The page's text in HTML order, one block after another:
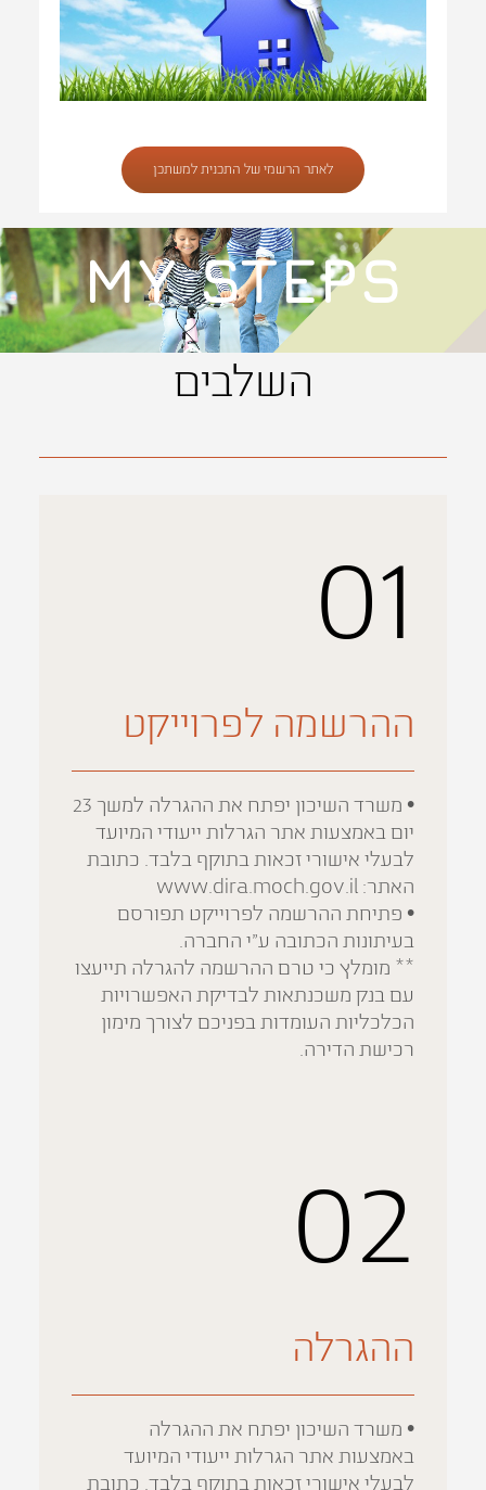
לאתר הרשמי של התכנית למשתכן
MY STEPS
השלבים
01
ההרשמה לפרוייקט
• משרד השיכון יפתח את ההגרלה למשך 23
יום באמצעות אתר הגרלות ייעודי המיועד
לבעלי אישורי זכאות בתוקף בלבד. כתובת
האתר: www.dira.moch.gov.il
• פתיחת ההרשמה לפרוייקט תפורסם
בעיתונות הכתובה ע"י החברה.
** מומלץ כי טרם ההרשמה להגרלה תייעצו
עם בנק משכנתאות לבדיקת האפשרויות
הכלכליות העומדות בפניכם לצורך מימון
רכישת הדירה.
02
ההגרלה
• משרד השיכון יפתח את ההגרלה
באמצעות אתר הגרלות ייעודי המיועד
לבעלי אישורי זכאות בתוקף בלבד. כתובת